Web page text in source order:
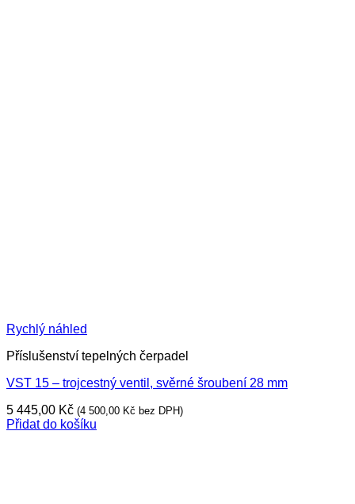
Rychlý náhled
Příslušenství tepelných čerpadel
VST 15 – trojcestný ventil, svěrné šroubení 28 mm
5 445,00 Kč (4 500,00 Kč bez DPH)
Přidat do košíku